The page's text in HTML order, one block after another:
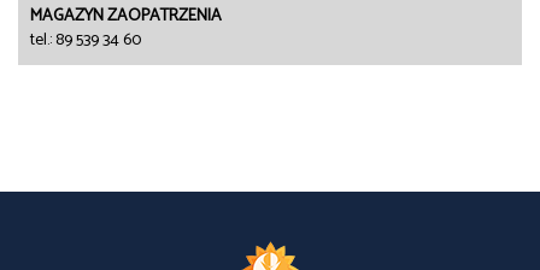
MAGAZYN ZAOPATRZENIA
tel.: 89 539 34 60